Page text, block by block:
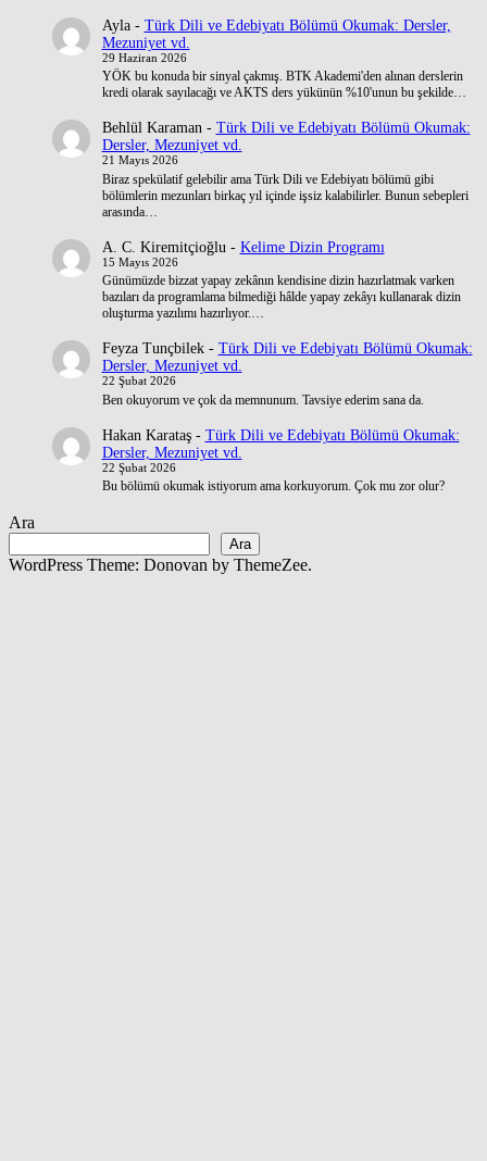
Ayla- Türk Dili ve Edebiyatı Bölümü Okumak: Dersler,
Mezuniyet vd.
29 Haziran 2026
YÖK bu konuda bir sinyal çakmış. BTK Akademi'den alınan derslerin
kredi olarak sayılacağı ve AKTS ders yükünün %10'unun bu şekilde…
Behlül Karaman- Türk Dili ve Edebiyatı Bölümü Okumak:
Dersler, Mezuniyet vd.
21 Mayıs 2026
Biraz spekülatif gelebilir ama Türk Dili ve Edebiyatı bölümü gibi
bölümlerin mezunları birkaç yıl içinde işsiz kalabilirler. Bunun sebepleri
arasında…
A. C. Kiremitçioğlu - Kelime Dizin Programı
15 Mayıs 2026
Günümüzde bizzat yapay zekânın kendisine dizin hazırlatmak varken
bazıları da programlama bilmediği hâlde yapay zekâyı kullanarak dizin
oluşturma yazılımı hazırlıyor.…
Feyza Tunçbilek- Türk Dili ve Edebiyatı Bölümü Okumak:
Dersler, Mezuniyet vd.
22 Şubat 2026
Ben okuyorum ve çok da memnunum. Tavsiye ederim sana da.
Hakan Karataş- Türk Dili ve Edebiyatı Bölümü Okumak:
Dersler, Mezuniyet vd.
22 Şubat 2026
Bu bölümü okumak istiyorum ama korkuyorum. Çok mu zor olur?
Ara
Ara
WordPress Theme: Donovan by ThemeZee.